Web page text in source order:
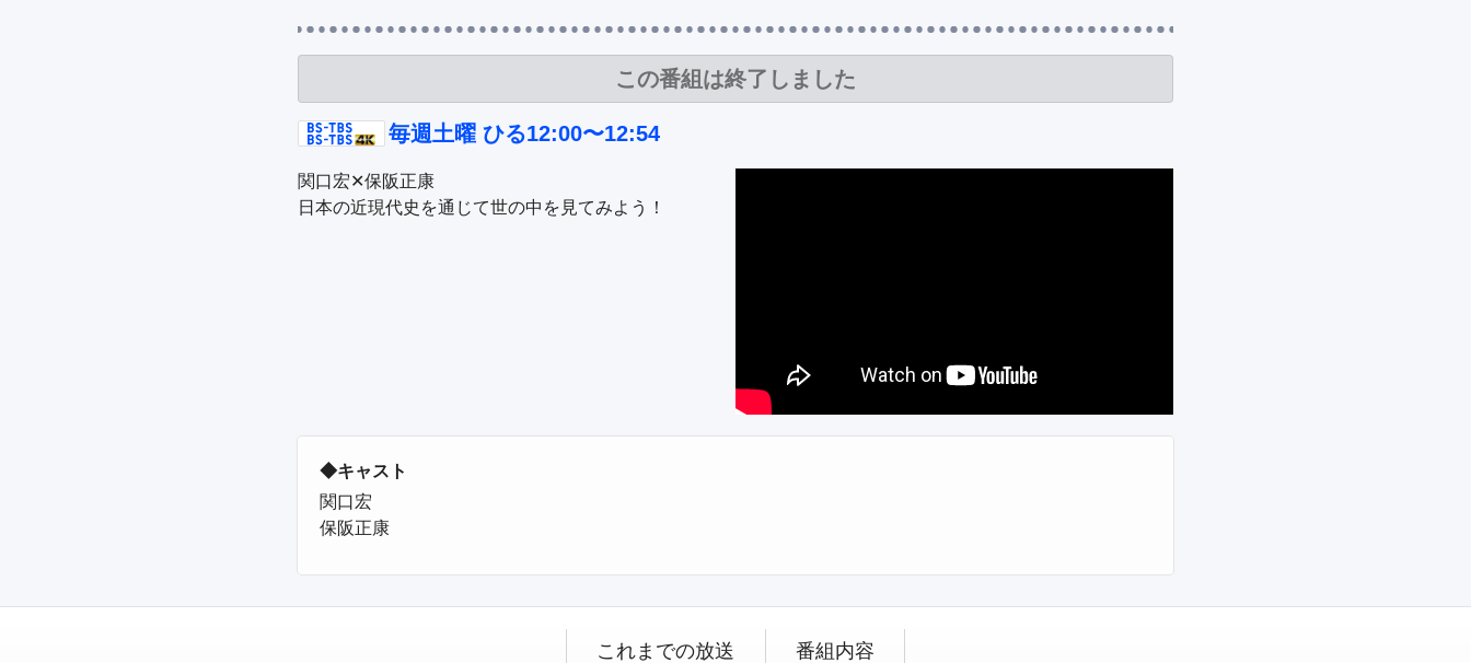
この番組は終了しました
毎週土曜 ひる12:00〜12:54
関口宏✕保阪正康
◆キャスト
関口宏
保阪正康
これまでの放送 番組内容